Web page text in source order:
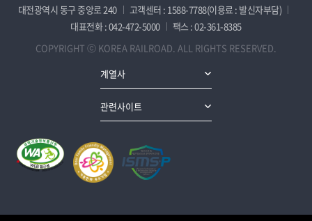
대전광역시 동구 중앙로 240
고객센터 : 1588-7788(이용료 : 발신자부담)
대표전화 : 042-472-5000
팩스 : 02-361-8385
COPYRIGHT ⓒ KOREA RAILROAD. ALL RIGHTS RESERVED.
계열사
관련사이트